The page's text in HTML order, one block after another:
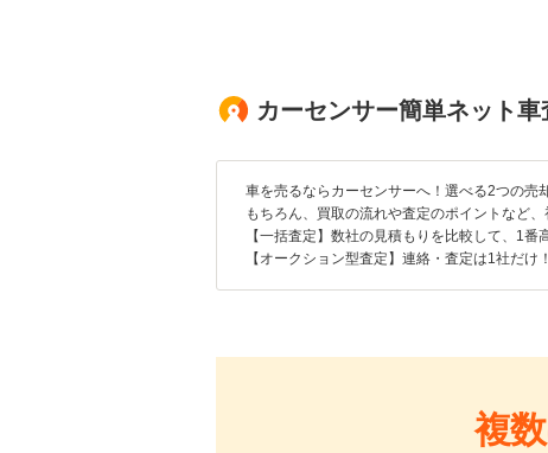
カーセンサー簡単ネット車
車を売るならカーセンサーへ！選べる2つの売
もちろん、買取の流れや査定のポイントなど
【一括査定】数社の見積もりを比較して、1番
【オークション型査定】連絡・査定は1社だ
複